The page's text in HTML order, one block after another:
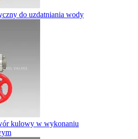
do uzdatniania wody
kulowy w wykonaniu